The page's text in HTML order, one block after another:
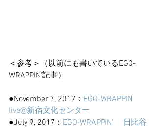
＜参考＞（以前にも書いているEGO-
WRAPPIN'記事）
●November 7, 2017： EGO-WRAPPIN'
live@新宿文化センター
●July 9, 2017： EGO-WRAPPIN' 　日比谷